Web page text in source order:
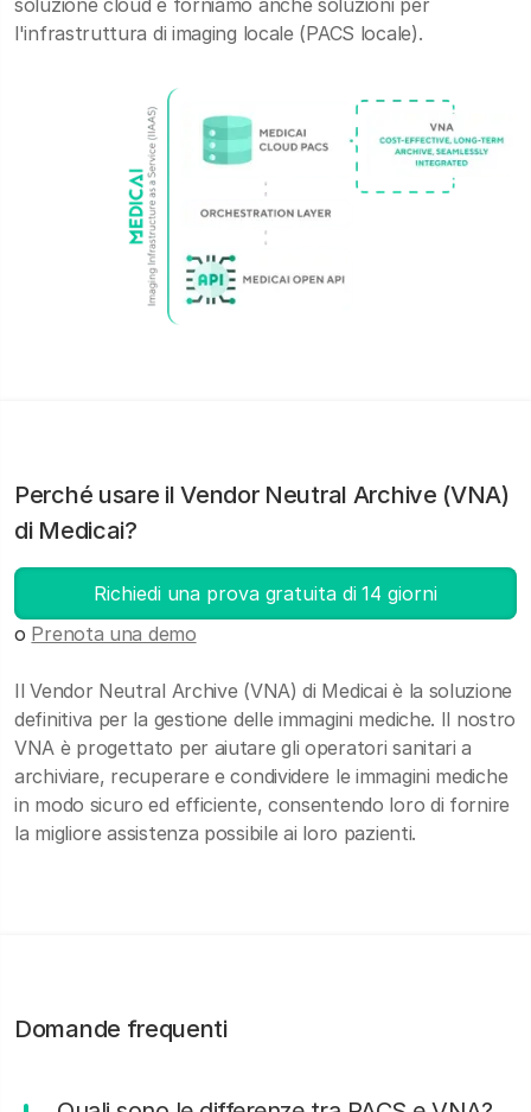
soluzione cloud e forniamo anche soluzioni per
l'infrastruttura di imaging locale (PACS locale).
Perché usare il Vendor Neutral Archive (VNA)
di Medicai?
Richiedi una prova gratuita di 14 giorni
o Prenota una demo
Il Vendor Neutral Archive (VNA) di Medicai è la soluzione
definitiva per la gestione delle immagini mediche. Il nostro
VNA è progettato per aiutare gli operatori sanitari a
archiviare, recuperare e condividere le immagini mediche
in modo sicuro ed efficiente, consentendo loro di fornire
la migliore assistenza possibile ai loro pazienti.
Domande frequenti